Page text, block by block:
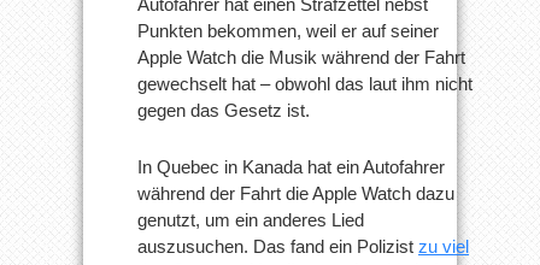
Punkten bekommen, weil er auf seiner
Apple Watch die Musik während der Fahrt
gewechselt hat – obwohl das laut ihm nicht
gegen das Gesetz ist.
In Quebec in Kanada hat ein Autofahrer
während der Fahrt die Apple Watch dazu
genutzt, um ein anderes Lied
auszusuchen. Das fand ein Polizist zu viel